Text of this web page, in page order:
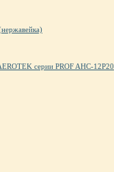
серии PROF AHC-12P20